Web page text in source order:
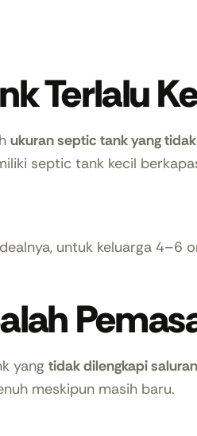
Terlalu
ukuran septic tank yang
septic tank kecil
untuk keluarga
yang tidak dilengkapi
meskipun masih baru.